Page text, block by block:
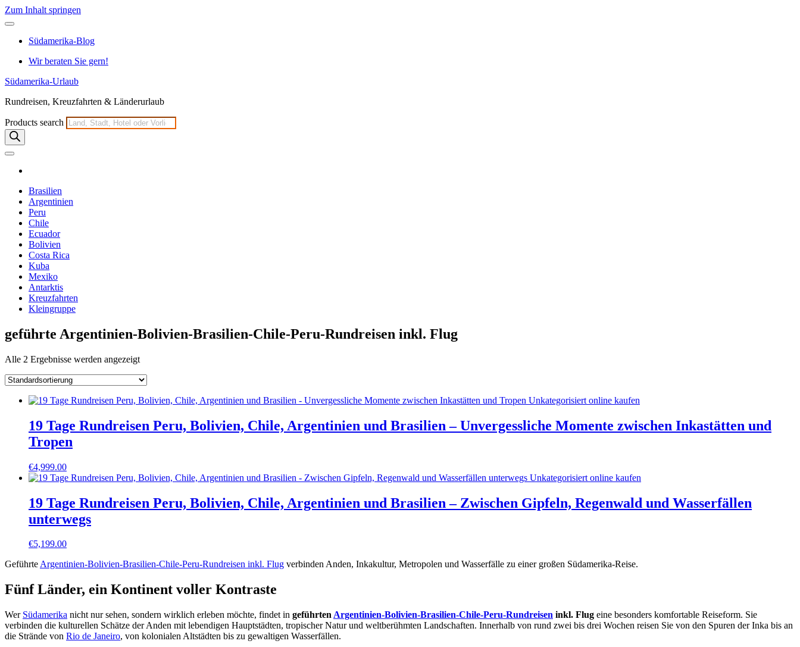
Zum Inhalt springen
Südamerika-Blog
Wir beraten Sie gern!
Südamerika-Urlaub
Rundreisen, Kreuzfahrten & Länderurlaub
Products search
Brasilien
Argentinien
Peru
Chile
Ecuador
Bolivien
Costa Rica
Kuba
Mexiko
Antarktis
Kreuzfahrten
Kleingruppe
geführte Argentinien-Bolivien-Brasilien-Chile-Peru-Rundreisen inkl. Flug
Alle 2 Ergebnisse werden angezeigt
19 Tage Rundreisen Peru, Bolivien, Chile, Argentinien und Brasilien – Unvergessliche Momente zwischen Inkastätten und
Tropen
€4,999.00
19 Tage Rundreisen Peru, Bolivien, Chile, Argentinien und Brasilien – Zwischen Gipfeln, Regenwald und Wasserfällen
unterwegs
€5,199.00
GeführteArgentinien-Bolivien-Brasilien-Chile-Peru-Rundreisen inkl. Flug verbinden Anden, Inkakultur, Metropolen und Wasserfälle zu einer großen Südamerika-Reise.
Fünf Länder, ein Kontinent voller Kontraste
Wer Südamerika nicht nur sehen, sondern wirklich erleben möchte, findet in geführten Argentinien-Bolivien-Brasilien-Chile-Peru-Rundreisen inkl. Flug eine besonders komfortable Reiseform. Sie
verbinden die kulturellen Schätze der Anden mit lebendigen Hauptstädten, tropischer Natur und weltberühmten Landschaften. Innerhalb von rund zwei bis drei Wochen reisen Sie von den Spuren der Inka bis an
die Strände von Rio de Janeiro, von kolonialen Altstädten bis zu gewaltigen Wasserfällen.